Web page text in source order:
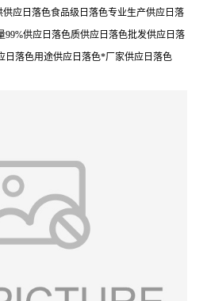
应日落色食品级日落色专业生产供应日落
99%供应日落色质供应日落色批发供应日落
日落色用途供应日落色*厂家供应日落色